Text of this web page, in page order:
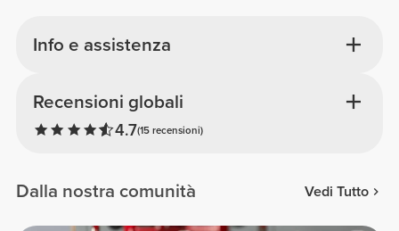
Info e assistenza
Recensioni globali
4.7(15 recensioni)
Dalla nostra comunità Vedi Tutto